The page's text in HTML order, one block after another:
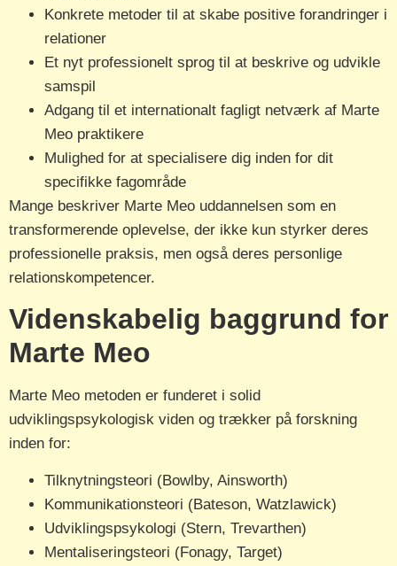
Konkrete metoder til at skabe positive forandringer i
relationer
Et nyt professionelt sprog til at beskrive og udvikle
samspil
Adgang til et internationalt fagligt netværk af Marte
Meo praktikere
Mulighed for at specialisere dig inden for dit
specifikke fagområde
Mange beskriver Marte Meo uddannelsen som en
transformerende oplevelse, der ikke kun styrker deres
professionelle praksis, men også deres personlige
relationskompetencer.
Videnskabelig baggrund for
Marte Meo
Marte Meo metoden er funderet i solid
udviklingspsykologisk viden og trækker på forskning
inden for:
Tilknytningsteori (Bowlby, Ainsworth)
Kommunikationsteori (Bateson, Watzlawick)
Udviklingspsykologi (Stern, Trevarthen)
Mentaliseringsteori (Fonagy, Target)